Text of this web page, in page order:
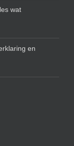
wat
en